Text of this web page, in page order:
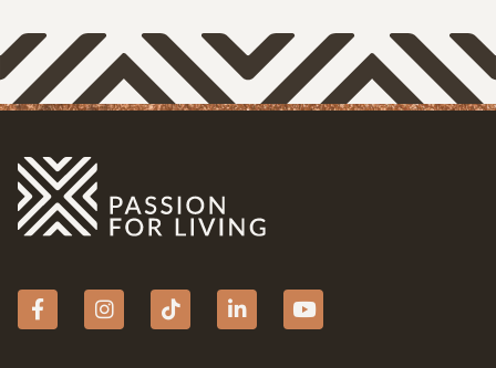
FacebookInstagram
tiktokLinkedinYouTube